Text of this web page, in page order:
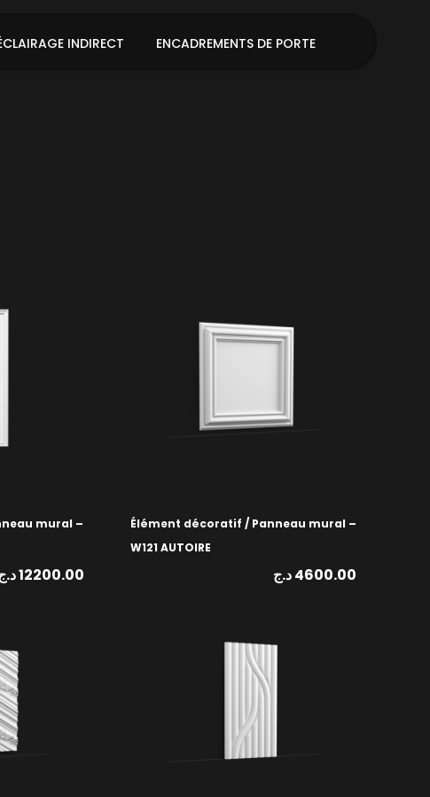
INDIRECT ENCADREMENTS DE PORTE
mural –
12200.00
Élément décoratif / Panneau mural –
W121 AUTOIRE
4600.00د.ج